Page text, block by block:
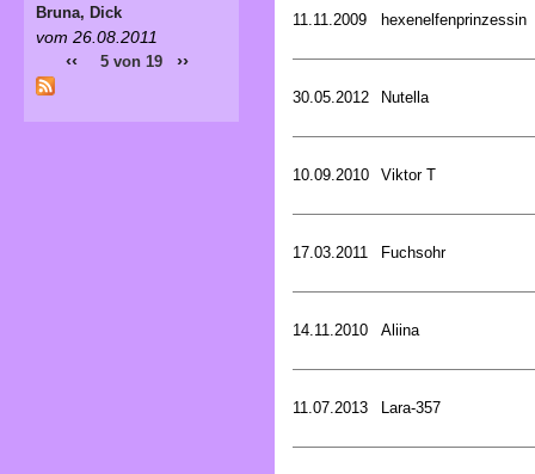
11.11.2009 hexenelfenprinzessin
30.05.2012 Nutella
10.09.2010 Viktor T
17.03.2011 Fuchsohr
14.11.2010 Aliina
11.07.2013 Lara-357
Bruna, Dick
vom 26.08.2011
‹‹ 5 von 19 ››